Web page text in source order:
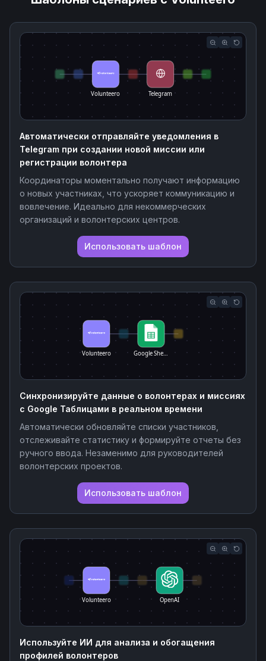
Volunteero Telegram
Автоматически отправляйте уведомления в
Telegram при создании новой миссии или
регистрации волонтера
Координаторы моментально получают информацию
о новых участниках, что ускоряет коммуникацию и
вовлечение. Идеально для некоммерческих
организаций и волонтерских центров.
Использовать шаблон
Volunteero Google She…
Синхронизируйте данные о волонтерах и миссиях
с Google Таблицами в реальном времени
Автоматически обновляйте списки участников,
отслеживайте статистику и формируйте отчеты без
ручного ввода. Незаменимо для руководителей
волонтерских проектов.
Использовать шаблон
Volunteero OpenAI
Используйте ИИ для анализа и обогащения
профилей волонтеров